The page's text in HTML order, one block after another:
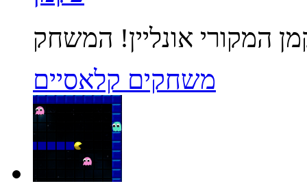
משחקים קלאסיים